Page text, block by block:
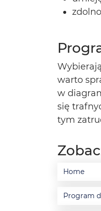
warto
w
się
tym
Home
Program